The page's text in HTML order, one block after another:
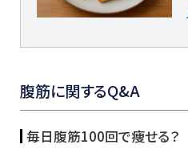
腹筋に関するQ&A
毎日腹筋100回で痩せる？